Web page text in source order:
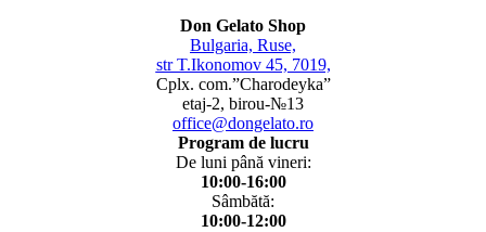
Don Gelato Shop
Bulgaria, Ruse,
str T.Ikonomov 45, 7019,
Cplx. com.”Charodeyka”
etaj-2, birou-№13
office@dongelato.ro
Program de lucru
De luni până vineri:
10:00-16:00
Sâmbătă:
10:00-12:00